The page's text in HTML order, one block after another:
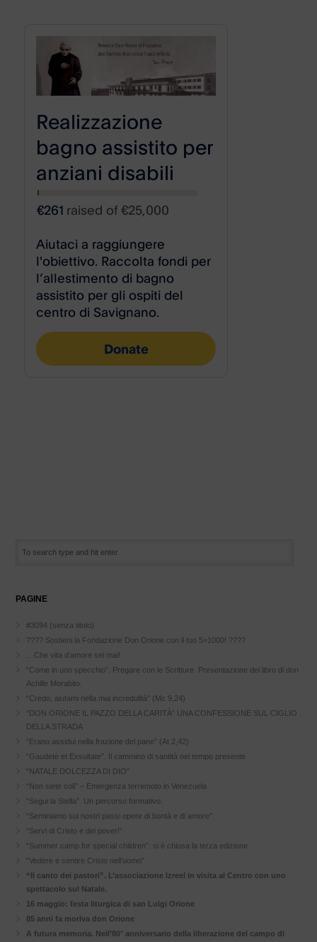
PAGINE
#3094 (senza titolo)
???? Sostieni la Fondazione Don Orione con il tuo 5×1000! ????
…Che vita d’amore sei mai!
“Come in uno specchio”. Pregare con le Scritture. Presentazione del libro di don
Achille Morabito.
“Credo, aiutami nella mia incredulità” (Mc 9,24)
“DON ORIONE IL PAZZO DELLA CARITÀ” UNA CONFESSIONE SUL CIGLIO
DELLA STRADA
“Erano assidui nella frazione del pane” (At 2,42)
“Gaudete et Exsultate”. Il cammino di santità nel tempo presente
“NATALE DOLCEZZA DI DIO”
“Non siete soli” – Emergenza terremoto in Venezuela
“Segui la Stella”. Un percorso formativo.
“Seminiamo sui nostri passi opere di bontà e di amore”
“Servi di Cristo e dei poveri”
“Summer camp for special children”: si è chiusa la terza edizione
“Vedere e sentire Cristo nell’uomo”
“Il canto dei pastori”. L’associazione Izreel in visita al Centro con uno
spettacolo sul Natale.
16 maggio: festa liturgica di san Luigi Orione
85 anni fa moriva don Orione
A futura memoria. Nell’80° anniversario della liberazione del campo di